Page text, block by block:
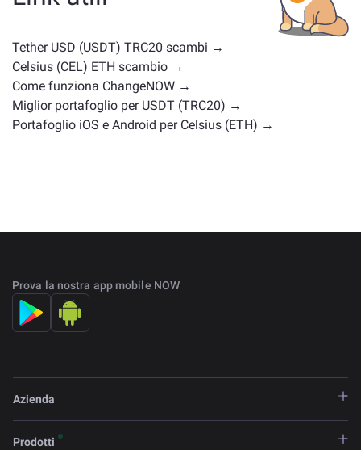
pagina principale di
scambio.
Tether USD (USDT) TRC20 scambi →
Celsius (CEL) ETH scambio →
Come funziona ChangeNOW →
Miglior portafoglio per USDT (TRC20) →
Portafoglio iOS e Android per Celsius (ETH) →
Prova la nostra app mobile NOW
Azienda
Prodotti